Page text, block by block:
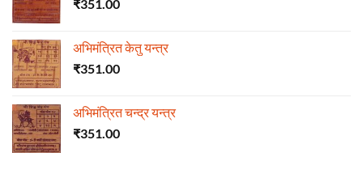
₹351.00
अभिमंत्रित केतु यन्त्र
₹351.00
अभिमंत्रित चन्द्र यन्त्र
₹351.00